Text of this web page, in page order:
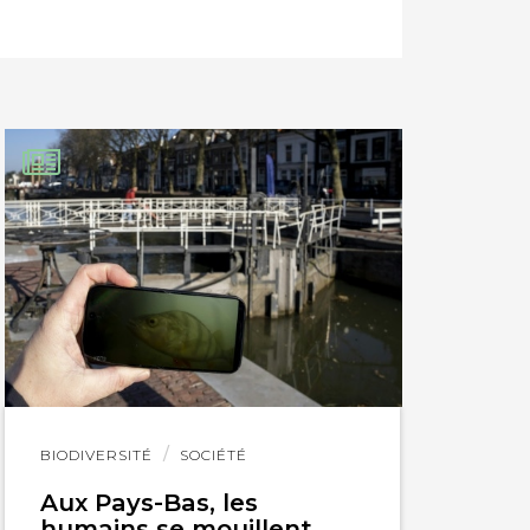
BIODIVERSITÉ SOCIÉTÉ
Aux Pays-Bas, les
Lire